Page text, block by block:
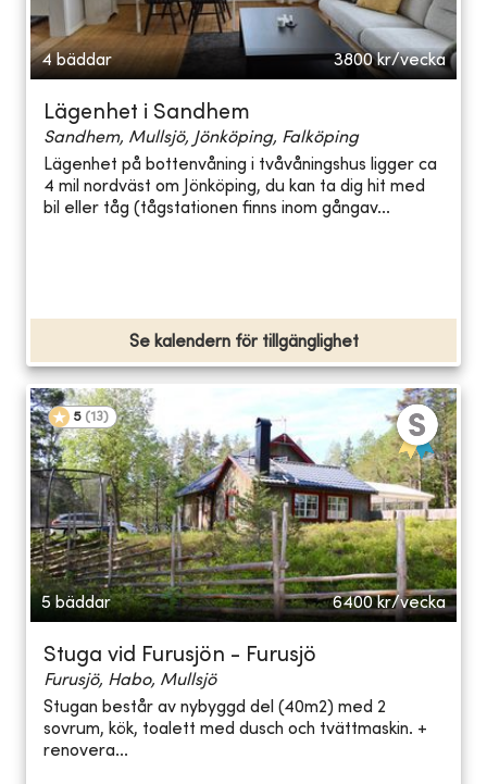
4 bäddar 3800 kr/vecka
Lägenhet i Sandhem
Sandhem, Mullsjö, Jönköping, Falköping
Lägenhet på bottenvåning i tvåvåningshus ligger ca
4 mil nordväst om Jönköping, du kan ta dig hit med
bil eller tåg (tågstationen finns inom gångav...
Se kalendern för tillgänglighet
5 (13)
5 bäddar 6400 kr/vecka
Stuga vid Furusjön - Furusjö
Furusjö, Habo, Mullsjö
Stugan består av nybyggd del (40m2) med 2
sovrum, kök, toalett med dusch och tvättmaskin. +
renovera...